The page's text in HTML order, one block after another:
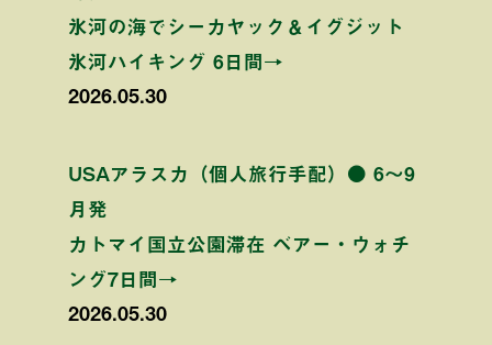
氷河の海でシーカヤック＆イグジット
氷河ハイキング 6日間→
2026.05.30
USAアラスカ（個人旅行手配）● 6〜9
月発
カトマイ国立公園滞在 ベアー・ウォチ
ング7日間→
2026.05.30